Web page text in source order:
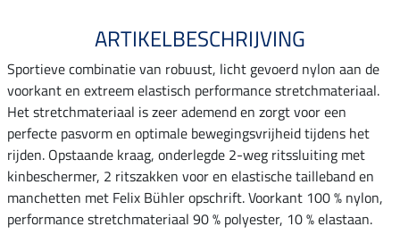
ARTIKELBESCHRIJVING
Sportieve combinatie van robuust, licht gevoerd nylon aan de
voorkant en extreem elastisch performance stretchmateriaal.
Het stretchmateriaal is zeer ademend en zorgt voor een
perfecte pasvorm en optimale bewegingsvrijheid tijdens het
rijden. Opstaande kraag, onderlegde 2-weg ritssluiting met
kinbeschermer, 2 ritszakken voor en elastische tailleband en
manchetten met Felix Bühler opschrift. Voorkant 100 % nylon,
performance stretchmateriaal 90 % polyester, 10 % elastaan.